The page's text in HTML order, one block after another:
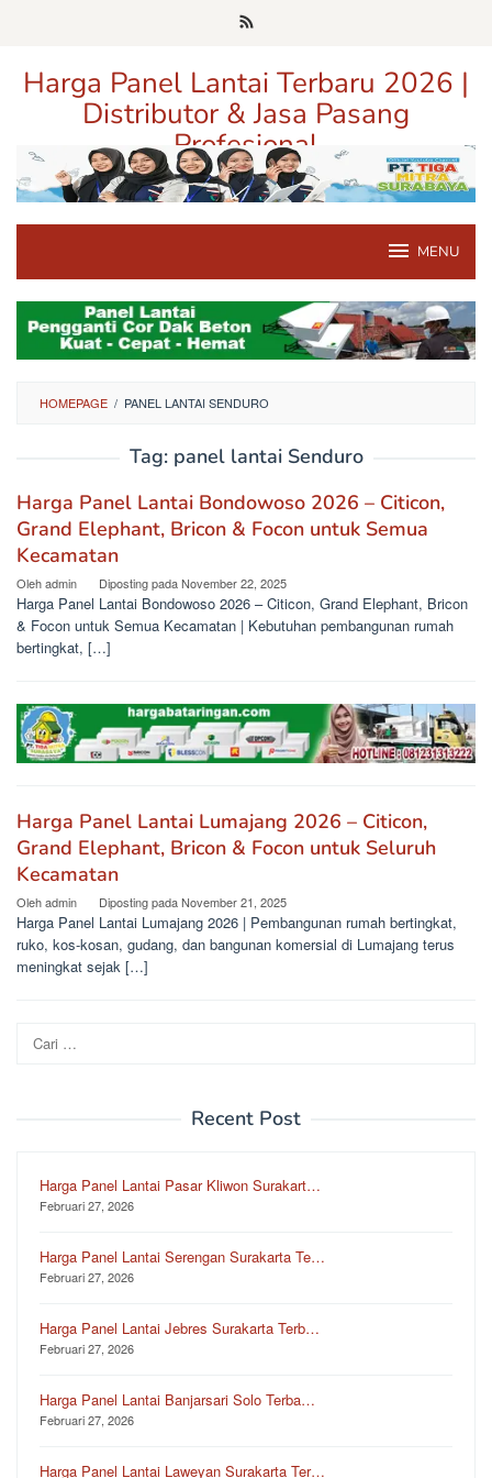
Harga Panel Lantai Terbaru 2026 |
Distributor & Jasa Pasang
Profesional
Pusat Informasi Harga, Distributor, dan Jasa Pasang Panel Lantai
Terpercaya di Jawa Timur
MENU
HOMEPAGE / PANEL LANTAI SENDURO
Tag: panel lantai Senduro
Harga Panel Lantai Bondowoso 2026 – Citicon,
Grand Elephant, Bricon & Focon untuk Semua
Kecamatan
Olehadmin Diposting padaNovember 22, 2025
Harga Panel Lantai Bondowoso 2026 – Citicon, Grand Elephant, Bricon
& Focon untuk Semua Kecamatan | Kebutuhan pembangunan rumah
bertingkat, […]
Harga Panel Lantai Lumajang 2026 – Citicon,
Grand Elephant, Bricon & Focon untuk Seluruh
Kecamatan
Olehadmin Diposting padaNovember 21, 2025
Harga Panel Lantai Lumajang 2026 | Pembangunan rumah bertingkat,
ruko, kos-kosan, gudang, dan bangunan komersial di Lumajang terus
meningkat sejak […]
Cari
untuk:
Recent Post
Harga Panel Lantai Pasar Kliwon Surakart…
Februari 27, 2026
Harga Panel Lantai Serengan Surakarta Te…
Februari 27, 2026
Harga Panel Lantai Jebres Surakarta Terb…
Februari 27, 2026
Harga Panel Lantai Banjarsari Solo Terba…
Februari 27, 2026
Harga Panel Lantai Laweyan Surakarta Ter…